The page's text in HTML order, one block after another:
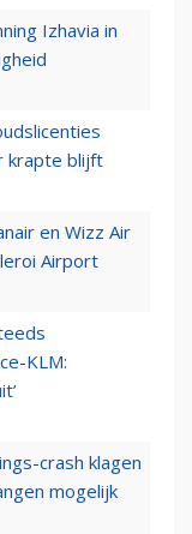
Izhavia in
krapte blijft
en Wizz Air
Airport
KLM:
crash klagen
mogelijk